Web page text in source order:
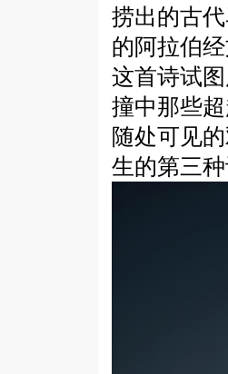
捞出的古
的阿拉伯
这首诗试
撞中那些
随处可见
生的第三